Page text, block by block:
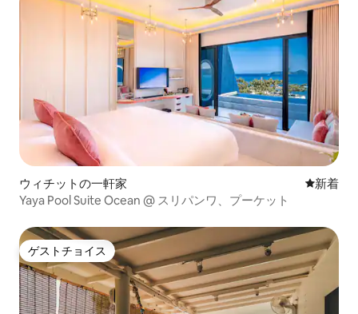
ウィチットの一軒家 新しい宿
新着
Yaya Pool Suite Ocean @ スリパンワ、プーケット
ゲストチョイス
ゲストチョイス